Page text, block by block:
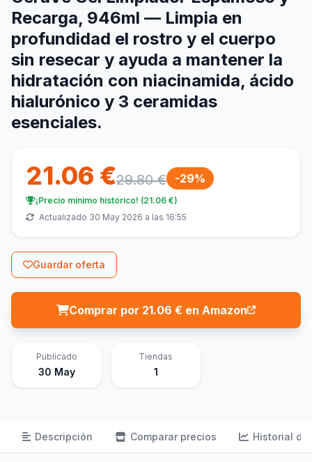
Recarga, 946ml — Limpia en
profundidad el rostro y el cuerpo
sin resecar y ayuda a mantener la
hidratación con niacinamida, ácido
hialurónico y 3 ceramidas
esenciales.
21.06 €29.80 € -29%
¡Precio mínimo histórico! (21.06 €)
Actualizado 30 May 2026 a las 16:55
Guardar oferta
Comprar por 21.06 € en Amazon
Publicado
30 May
Tiendas
1
Descripción Comparar precios Historial de